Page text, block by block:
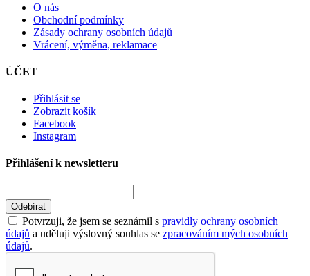
O nás
Obchodní podmínky
Zásady ochrany osobních údajů
Vrácení, výměna, reklamace
ÚČET
Přihlásit se
Zobrazit košík
Facebook
Instagram
Přihlášení k newsletteru
Odebírat
Potvrzuji, že jsem se seznámil s pravidly ochrany osobních
údajů a uděluji výslovný souhlas se zpracováním mých osobních
údajů.